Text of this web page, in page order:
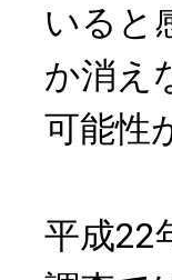
いると
か消え
可能性
平成22